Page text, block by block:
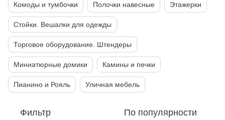
Комоды и тумбочки Полочки навесные Этажерки
Стойки. Вешалки для одежды
Торговое оборудование. Штендеры
Миниатюрные домики Камины и печки
Пианино и Рояль Уличная мебель
Фильтр По популярности